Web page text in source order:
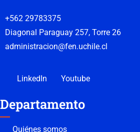
+562 29783375
Diagonal Paraguay 257, Torre 26
administracion@fen.uchile.cl
LinkedIn Youtube
Departamento
Quiénes somos